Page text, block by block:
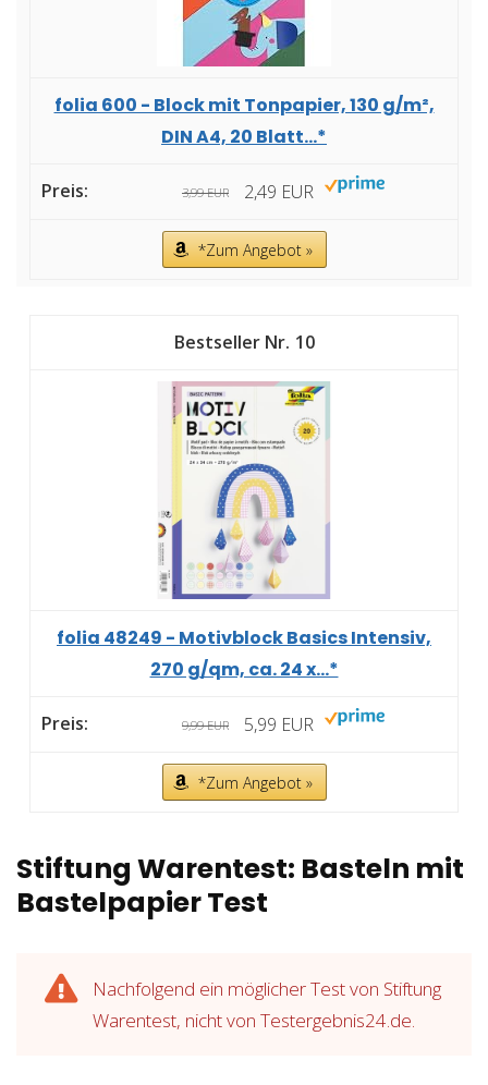
folia 600 - Block mit Tonpapier, 130 g/m²,
DIN A4, 20 Blatt...*
3,99 EUR 2,49 EUR
*Zum Angebot »
10
folia 48249 - Motivblock Basics Intensiv,
270 g/qm, ca. 24 x...*
9,99 EUR 5,99 EUR
*Zum Angebot »
Stiftung Warentest: Basteln mit
Bastelpapier Test
Nachfolgend ein möglicher Test von Stiftung
Warentest, nicht von Testergebnis24.de.